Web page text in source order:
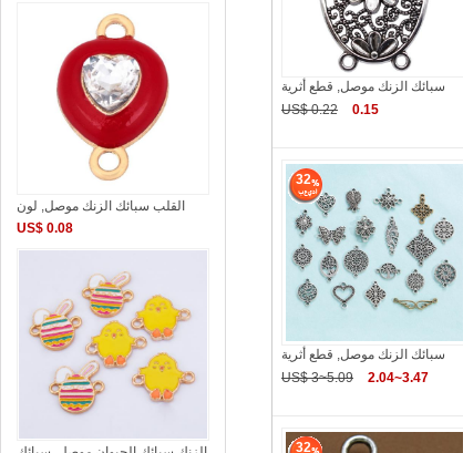
سبائك الزنك موصل, قطع أثرية
US$ 0.22
0.15
32
سبائك الزنك موصل, قطع أثرية
US$ 3~5.09
2.04~3.47
32
القلب سبائك الزنك موصل, لون
US$ 0.08